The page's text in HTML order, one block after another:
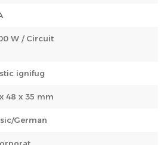
W / Circuit
ignifug
48 x 35 mm
German